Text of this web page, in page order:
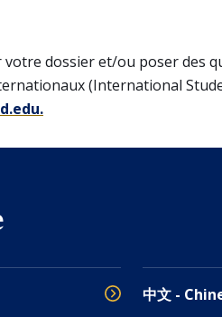
votre dossier et/ou poser des
(International
.
中文 -